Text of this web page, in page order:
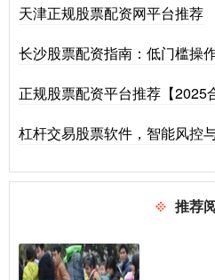
天津正规股票配资网平台推荐
长沙股票配资指南：低门槛操
正规股票配资平台推荐【2025
杠杆交易股票软件，智能风控
推荐